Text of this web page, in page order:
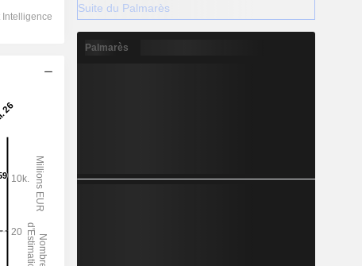
Suite du Palmarès
Palmarès